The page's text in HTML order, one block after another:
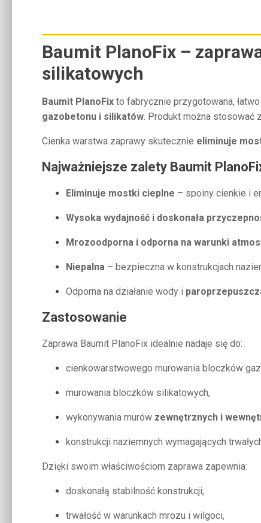
Baumit PlanoFix –
silikatowych
Baumit PlanoFix to fabrycznie przygotowana,
gazobetonu i silikatów. Produkt można stosować
Cienka warstwa zaprawy skutecznie eliminuje
Najważniejsze zalety Baumit
Eliminuje mostki cieplne – spoiny cienkie i
Wysoka wydajność i doskonała
Mrozoodporna i odporna na warunki
Niepalna – bezpieczna w konstrukcjach
Odporna na działanie wody i
Zastosowanie
Zaprawa Baumit PlanoFix idealnie nadaje się do:
cienkowarstwowego murowania bloczków
murowania bloczków silikatowych,
wykonywania murów zewnętrznych i
konstrukcji naziemnych wymagających
Dzięki swoim właściwościom zaprawa zapewnia:
doskonałą stabilność konstrukcji,
trwałość w warunkach mrozu i wilgoci,